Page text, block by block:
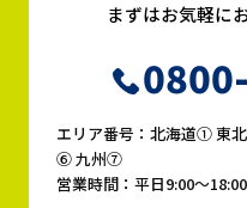
まずはお気軽に
エリア番号：北海道①
⑥ 九州⑦
営業時間：平日9:00〜18:00